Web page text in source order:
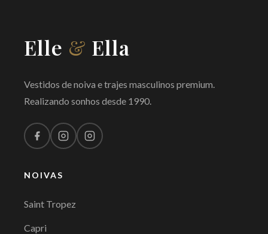
Elle & Ella
Vestidos de noiva e trajes masculinos premium.
Realizando sonhos desde 1990.
NOIVAS
Saint Tropez
Capri